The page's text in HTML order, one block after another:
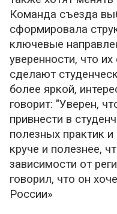
Команда съезда
сформировала
ключевые
уверенности, что
сделают
более яркой,
говорит: "Уверен,
привнести в
полезных практик
круче и полезнее,
зависимости от
говорил, что он
России»